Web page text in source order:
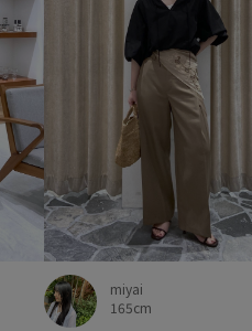
miyai
165cm